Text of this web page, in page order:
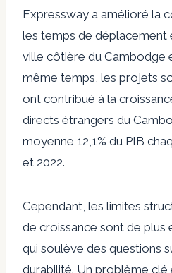
Expressway a amélioré la
les temps de déplacement
ville côtière du Cambodge
même temps, les projets
ont contribué à la
directs étrangers du
moyenne 12,1% du PIB
et 2022.
Cependant, les limites
de croissance sont de plus
qui soulève des questions
durabilité. Un problème clé